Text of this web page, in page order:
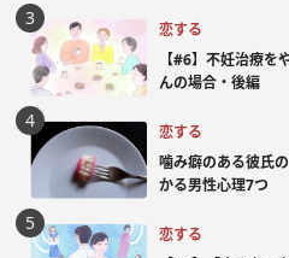
恋する
【#6】不妊治療を
んの場合・後編
恋する
噛み癖のある彼氏
かる男性心理7つ
恋する